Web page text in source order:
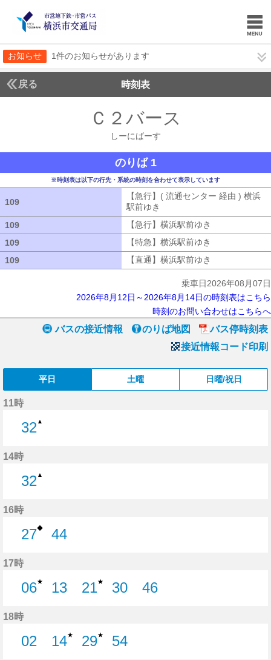
お知らせ 1件のお知らせがあります
戻る 時刻表
Ｃ２バース
しーにばーす
のりば 1
※時刻表は以下の行先・系統の時刻を合わせて表示しています
109
【急行】( 流通センター 経由 ) 横浜
駅前ゆき
109
【急行】横浜駅前ゆき
109
【特急】横浜駅前ゆき
109
【直通】横浜駅前ゆき
乗車日2026年08月07日
2026年8月12日～2026年8月14日の時刻表はこちら
時刻のお問い合わせはこちらへ
バスの接近情報 のりば地図
バス停時刻表
接近情報コード印刷
平日 土曜 日曜/祝日
11時
32▲
14時
32▲
16時
27◆
44
17時
06★
13
21★
30
46
18時
02
14★
29★
54